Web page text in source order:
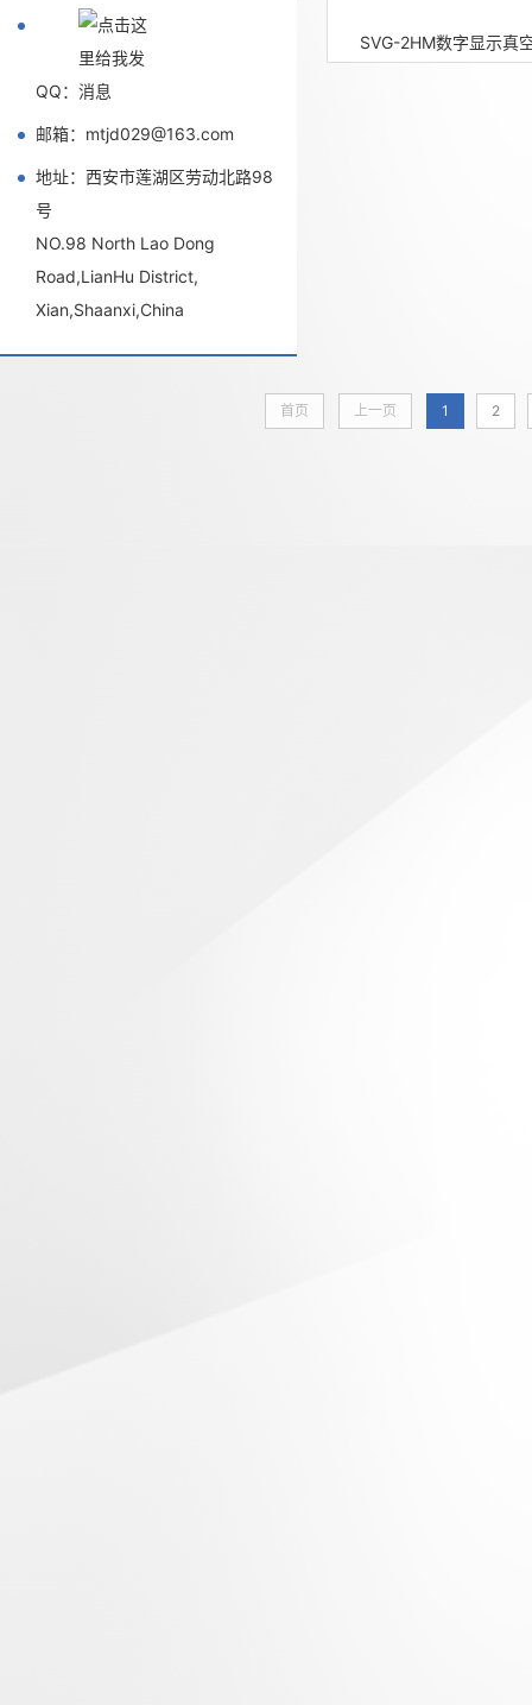
QQ：
邮箱：mtjd029@163.com
地址：西安市莲湖区劳动北路98
号
NO.98 North Lao Dong
Road,LianHu District,
Xian,Shaanxi,China
SVG-2HM数字显示真
首页 上一页 1 2